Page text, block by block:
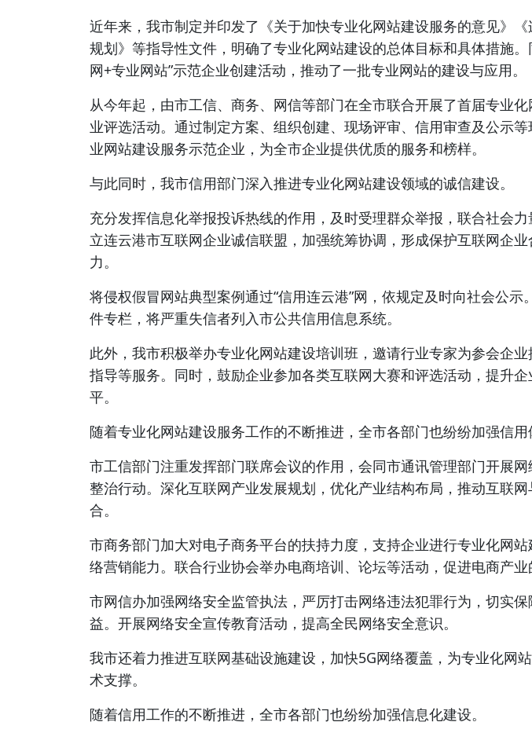
近年来，我市制定并印发了《关于加快专业化网站建设服务的意见》
规划》等指导性文件，明确了专业化网站建设的总体目标和具体措施。
网+专业网站”示范企业创建活动，推动了一批专业网站的建设与应用。
从今年起，由市工信、商务、网信等部门在全市联合开展了首届专业
业评选活动。通过制定方案、组织创建、现场评审、信用审查及公示
业网站建设服务示范企业，为全市企业提供优质的服务和榜样。
与此同时，我市信用部门深入推进专业化网站建设领域的诚信建设。
充分发挥信息化举报投诉热线的作用，及时受理群众举报，联合社会
立连云港市互联网企业诚信联盟，加强统筹协调，形成保护互联网企
力。
将侵权假冒网站典型案例通过“信用连云港”网，依规定及时向社会公示
件专栏，将严重失信者列入市公共信用信息系统。
此外，我市积极举办专业化网站建设培训班，邀请行业专家为参会企
指导等服务。同时，鼓励企业参加各类互联网大赛和评选活动，提升
平。
随着专业化网站建设服务工作的不断推进，全市各部门也纷纷加强信用
市工信部门注重发挥部门联席会议的作用，会同市通讯管理部门开展
整治行动。深化互联网产业发展规划，优化产业结构布局，推动互联
合。
市商务部门加大对电子商务平台的扶持力度，支持企业进行专业化网
络营销能力。联合行业协会举办电商培训、论坛等活动，促进电商产业
市网信办加强网络安全监管执法，严厉打击网络违法犯罪行为，切实
益。开展网络安全宣传教育活动，提高全民网络安全意识。
我市还着力推进互联网基础设施建设，加快5G网络覆盖，为专业化网
术支撑。
随着信用工作的不断推进，全市各部门也纷纷加强信息化建设。